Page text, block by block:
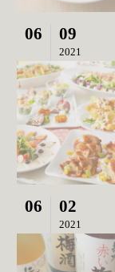
06 09
2021
06 02
2021